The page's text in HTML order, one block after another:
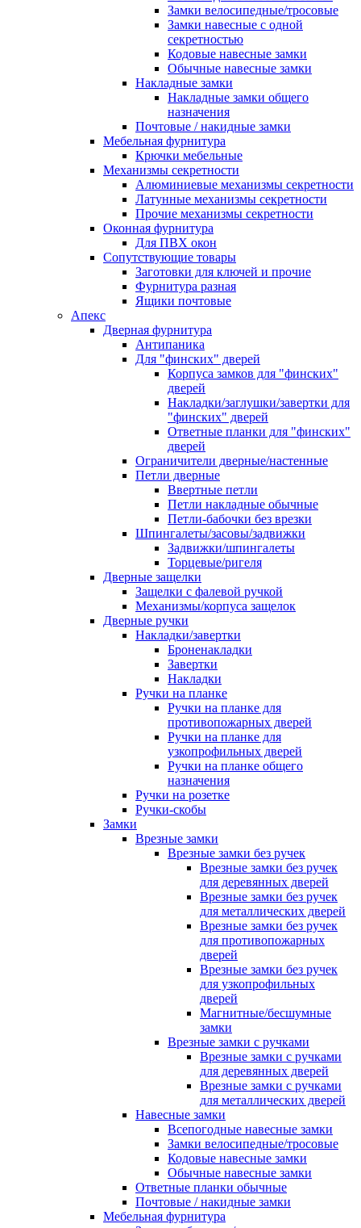
Замки велосипедные/тросовые
Замки навесные с одной
секретностью
Кодовые навесные замки
Обычные навесные замки
Накладные замки
Накладные замки общего
назначения
Почтовые / накидные замки
Мебельная фурнитура
Крючки мебельные
Механизмы секретности
Алюминиевые механизмы секретности
Латунные механизмы секретности
Прочие механизмы секретности
Оконная фурнитура
Для ПВХ окон
Сопутствующие товары
Заготовки для ключей и прочие
Фурнитура разная
Ящики почтовые
Апекс
Дверная фурнитура
Антипаника
Для "финских" дверей
Корпуса замков для "финских"
дверей
Накладки/заглушки/завертки для
"финских" дверей
Ответные планки для "финских"
дверей
Ограничители дверные/настенные
Петли дверные
Ввертные петли
Петли накладные обычные
Петли-бабочки без врезки
Шпингалеты/засовы/задвижки
Задвижки/шпингалеты
Торцевые/ригеля
Дверные защелки
Защелки с фалевой ручкой
Механизмы/корпуса защелок
Дверные ручки
Накладки/завертки
Броненакладки
Завертки
Накладки
Ручки на планке
Ручки на планке для
противопожарных дверей
Ручки на планке для
узкопрофильных дверей
Ручки на планке общего
назначения
Ручки на розетке
Ручки-скобы
Замки
Врезные замки
Врезные замки без ручек
Врезные замки без ручек
для деревянных дверей
Врезные замки без ручек
для металлических дверей
Врезные замки без ручек
для противопожарных
дверей
Врезные замки без ручек
для узкопрофильных
дверей
Магнитные/бесшумные
замки
Врезные замки с ручками
Врезные замки с ручками
для деревянных дверей
Врезные замки с ручками
для металлических дверей
Навесные замки
Всепогодные навесные замки
Замки велосипедные/тросовые
Кодовые навесные замки
Обычные навесные замки
Ответные планки обычные
Почтовые / накидные замки
Мебельная фурнитура